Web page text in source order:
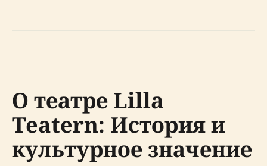
О театре Lilla
Teatern: История и
культурное значение